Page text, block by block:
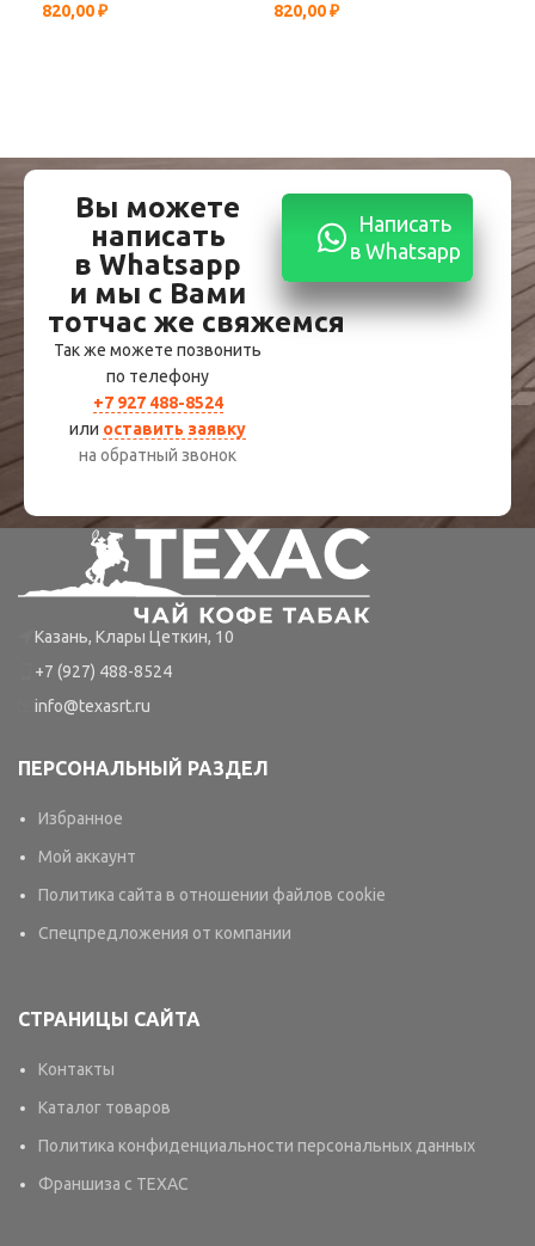
820,00₽
820,00₽
Вы можете
написать
в Whatsapp
и мы с Вами
тотчас же свяжемся
Так же можете позвонить
по телефону
+7 927 488-8524
или оставить заявку
на обратный звонок
Написать
в Whatsapp
Казань, Клары Цеткин, 10
+7 (927) 488-8524
info@texasrt.ru
ПЕРСОНАЛЬНЫЙ РАЗДЕЛ
Избранное
Мой аккаунт
Политика сайта в отношении файлов cookie
Спецпредложения от компании
СТРАНИЦЫ САЙТА
Контакты
Каталог товаров
Политика конфиденциальности персональных данных
Франшиза с TEXAC